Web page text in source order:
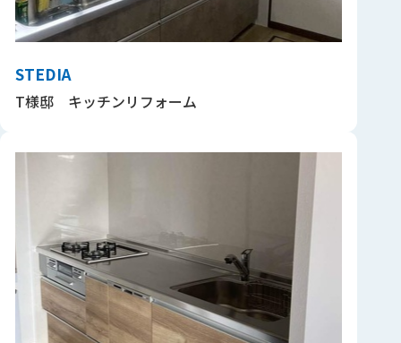
STEDIA
T様邸 キッチンリフォーム